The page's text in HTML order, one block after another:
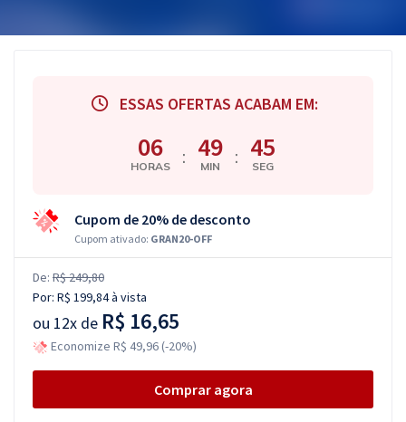
ESSAS OFERTAS ACABAM EM:
06
HORAS : 49
MIN : 44
SEG
Cupom de 20% de desconto
Cupom ativado: GRAN20-OFF
De: R$ 249,80
Por: R$ 199,84à vista
ou 12x de R$ 16,65
Economize R$ 49,96 (-20%)
Comprar agora